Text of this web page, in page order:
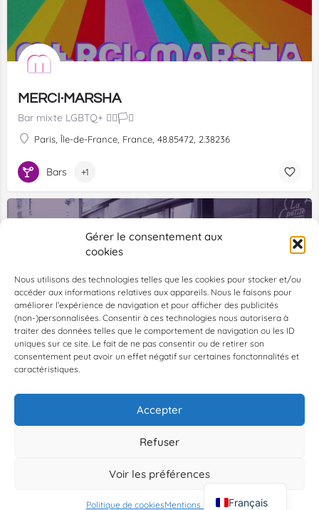
Gérer le consentement aux
cookies
Nous utilisons des technologies telles que les cookies pour stocker et/ou
accéder aux informations relatives aux appareils. Nous le faisons pour
améliorer l’expérience de navigation et pour afficher des publicités
(non-)personnalisées. Consentir à ces technologies nous autorisera à
traiter des données telles que le comportement de navigation ou les ID
uniques sur ce site. Le fait de ne pas consentir ou de retirer son
consentement peut avoir un effet négatif sur certaines fonctonnalités et
caractéristiques.
Accepter
Refuser
Voir les préférences
Politique de cookiesMentions Légales
MERCI·MARSHA
Bar mixte LGBTQ+ 🏳️‍🌈🏳️‍⚧️
Paris, Île-de-France, France, 48.85472, 2.38236
Bars +1
Paris Gay Village
Paris est un village sensible
2
Français